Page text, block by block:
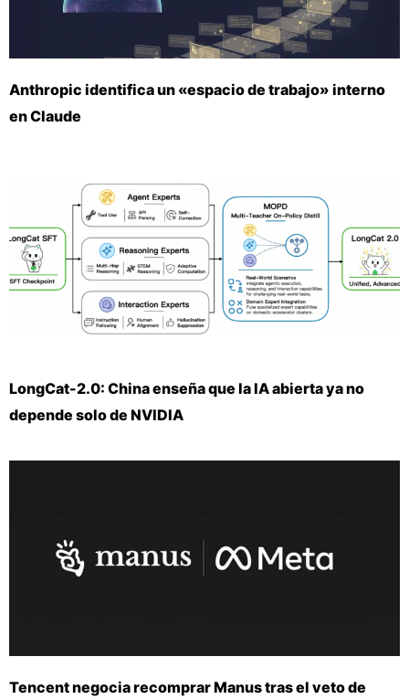
Anthropic identifica un «espacio de trabajo» interno
en Claude
LongCat-2.0: China enseña que la IA abierta ya no
depende solo de NVIDIA
Tencent negocia recomprar Manus tras el veto de